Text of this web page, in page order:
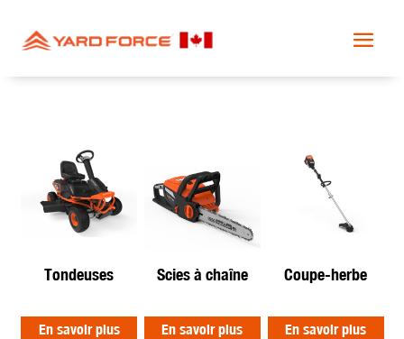
Tondeuses
En savoir plus
Scies à chaîne
En savoir plus
Coupe-herbe
En savoir plus